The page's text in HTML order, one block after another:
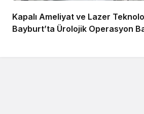
Kapalı Ameliyat ve Lazer
Bayburt’ta Ürolojik Operasyon